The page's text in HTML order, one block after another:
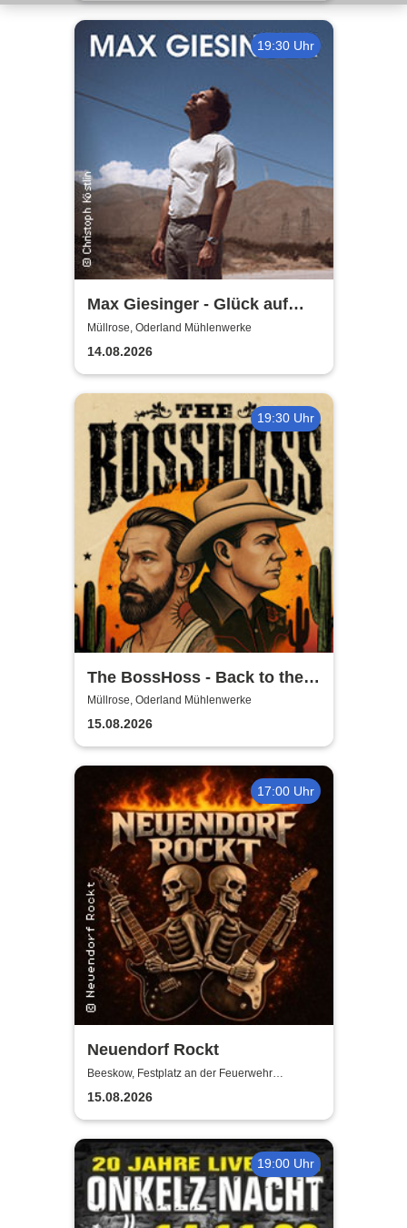
19:30 Uhr
Max Giesinger - Glück auf
den Straßen 2026
Müllrose, Oderland Mühlenwerke
14.08.2026
19:30 Uhr
The BossHoss - Back to the
Boots - LIVE - Summer 2026
Müllrose, Oderland Mühlenwerke
15.08.2026
17:00 Uhr
Neuendorf Rockt
Beeskow, Festplatz an der Feuerwehr
Neuendorf
15.08.2026
19:00 Uhr